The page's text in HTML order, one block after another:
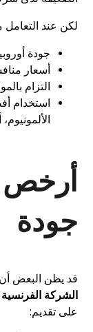
لكن عند
جودة
أسعار
التزام
استخدام
أرخص
جودة
قد يظن البعض
الشركة
على تقديم: